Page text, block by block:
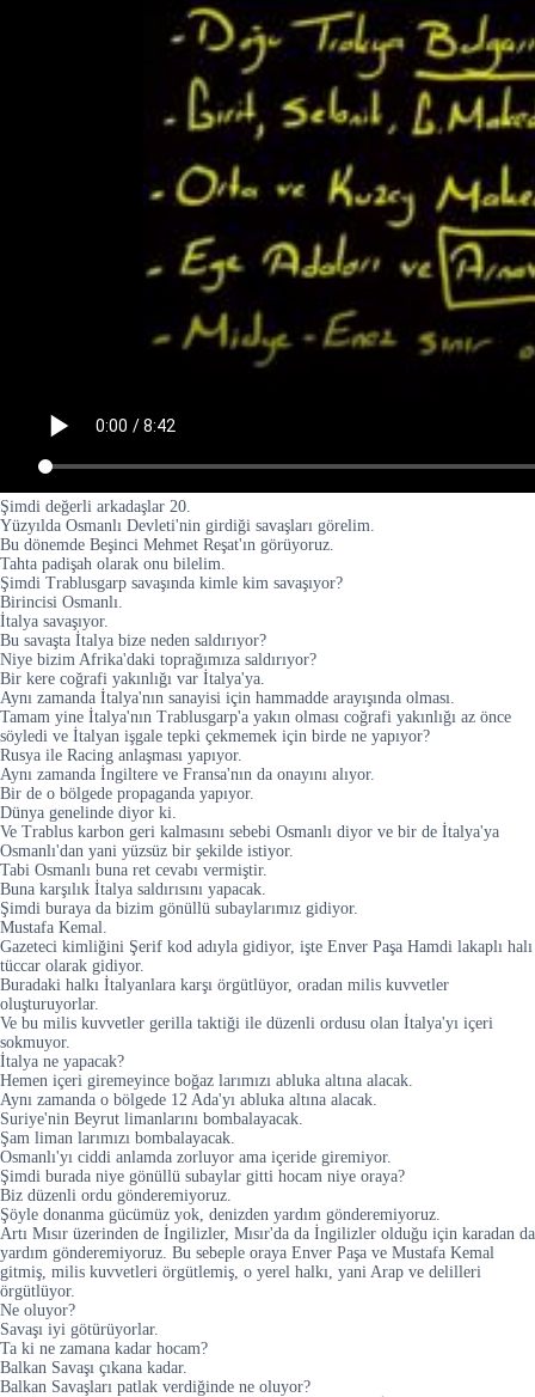
Şimdi değerli arkadaşlar 20.
Yüzyılda Osmanlı Devleti'nin girdiği savaşları görelim.
Bu dönemde Beşinci Mehmet Reşat'ın görüyoruz.
Tahta padişah olarak onu bilelim.
Şimdi Trablusgarp savaşında kimle kim savaşıyor?
Birincisi Osmanlı.
İtalya savaşıyor.
Bu savaşta İtalya bize neden saldırıyor?
Niye bizim Afrika'daki toprağımıza saldırıyor?
Bir kere coğrafi yakınlığı var İtalya'ya.
Aynı zamanda İtalya'nın sanayisi için hammadde arayışında olması.
Tamam yine İtalya'nın Trablusgarp'a yakın olması coğrafi yakınlığı az önce
söyledi ve İtalyan işgale tepki çekmemek için birde ne yapıyor?
Rusya ile Racing anlaşması yapıyor.
Aynı zamanda İngiltere ve Fransa'nın da onayını alıyor.
Bir de o bölgede propaganda yapıyor.
Dünya genelinde diyor ki.
Ve Trablus karbon geri kalmasını sebebi Osmanlı diyor ve bir de İtalya'ya
Osmanlı'dan yani yüzsüz bir şekilde istiyor.
Tabi Osmanlı buna ret cevabı vermiştir.
Buna karşılık İtalya saldırısını yapacak.
Şimdi buraya da bizim gönüllü subaylarımız gidiyor.
Mustafa Kemal.
Gazeteci kimliğini Şerif kod adıyla gidiyor, işte Enver Paşa Hamdi lakaplı halı
tüccar olarak gidiyor.
Buradaki halkı İtalyanlara karşı örgütlüyor, oradan milis kuvvetler
oluşturuyorlar.
Ve bu milis kuvvetler gerilla taktiği ile düzenli ordusu olan İtalya'yı içeri
sokmuyor.
İtalya ne yapacak?
Hemen içeri giremeyince boğaz larımızı abluka altına alacak.
Aynı zamanda o bölgede 12 Ada'yı abluka altına alacak.
Suriye'nin Beyrut limanlarını bombalayacak.
Şam liman larımızı bombalayacak.
Osmanlı'yı ciddi anlamda zorluyor ama içeride giremiyor.
Şimdi burada niye gönüllü subaylar gitti hocam niye oraya?
Biz düzenli ordu gönderemiyoruz.
Şöyle donanma gücümüz yok, denizden yardım gönderemiyoruz.
Artı Mısır üzerinden de İngilizler, Mısır'da da İngilizler olduğu için karadan da
yardım gönderemiyoruz. Bu sebeple oraya Enver Paşa ve Mustafa Kemal
gitmiş, milis kuvvetleri örgütlemiş, o yerel halkı, yani Arap ve delilleri
örgütlüyor.
Ne oluyor?
Savaşı iyi götürüyorlar.
Ta ki ne zamana kadar hocam?
Balkan Savaşı çıkana kadar.
Balkan Savaşları patlak verdiğinde ne oluyor?